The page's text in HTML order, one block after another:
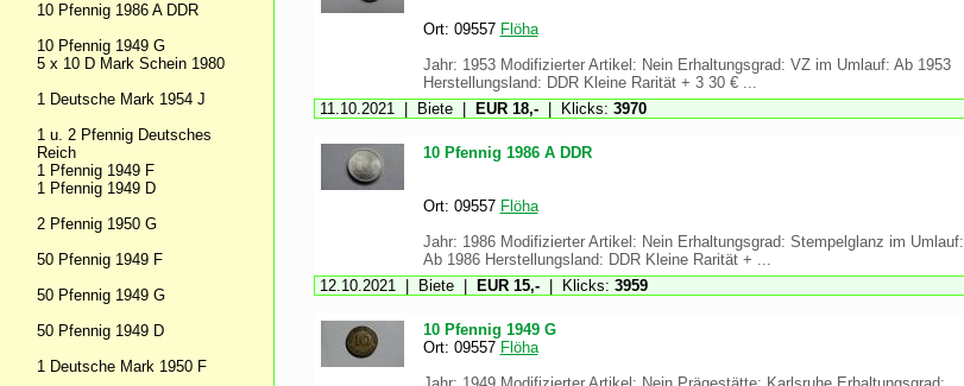
10 Pfennig 1986 A DDR
10 Pfennig 1949 G
5 x 10 D Mark Schein 1980
1 Deutsche Mark 1954 J
1 u. 2 Pfennig Deutsches
Reich
1 Pfennig 1949 F
1 Pfennig 1949 D
2 Pfennig 1950 G
50 Pfennig 1949 F
50 Pfennig 1949 G
50 Pfennig 1949 D
1 Deutsche Mark 1950 F
Ort: 09557 Flöha
Jahr: 1953 Modifizierter Artikel: Nein Erhaltungsgrad: VZ im Umlauf: Ab 1953
Herstellungsland: DDR Kleine Rarität + 3 30 € ...
11.10.2021 | Biete |
EUR 18,-| Klicks: 3970
10 Pfennig 1986 A DDR
Ort: 09557 Flöha
Jahr: 1986 Modifizierter Artikel: Nein Erhaltungsgrad: Stempelglanz im Umlauf:
Ab 1986 Herstellungsland: DDR Kleine Rarität + ...
12.10.2021 | Biete |
EUR 15,-| Klicks: 3959
10 Pfennig 1949 G
Ort: 09557 Flöha